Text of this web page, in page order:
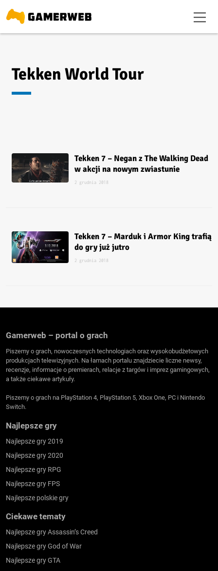
Tekken World Tour
Tekken 7 – Negan z The Walking Dead
w akcji na nowym zwiastunie
2 grudnia 2018
Tekken 7 – Marduk i Armor King trafią
do gry już jutro
2 grudnia 2018
Gamerweb – portal o grach
Piszemy o grach, nowoczesnych technologiach oraz wysokobudżetowych
produkcjach telewizyjnych. Na łamach portalu znajdziecie liczne newsy,
recenzje, informacje o premierach, relacje z targów i imprez gamingowych,
a także ciekawe artykuły.
Piszemy o grach na PlayStation 4, PlayStation 5, Xbox One, PC i Nintendo
Switch.
Najlepsze gry
Najlepsze gry 2019
Najlepsze gry 2020
Najlepsze gry RPG
Najlepsze gry FPS
Najlepsze polskie gry
Ciekawe tematy
Najlepsze gry Assassin’s Creed
Najlepsze gry God of War
Najlepsze gry GTA